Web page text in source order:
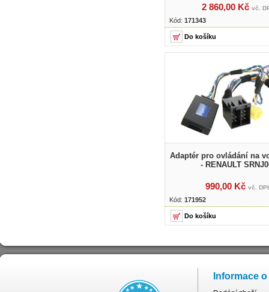
2 860,00 Kč vč.
Kód: 171343
Adaptér pro ovládání na
- RENAULT
990,00 Kč vč.
Kód: 171952
Informace